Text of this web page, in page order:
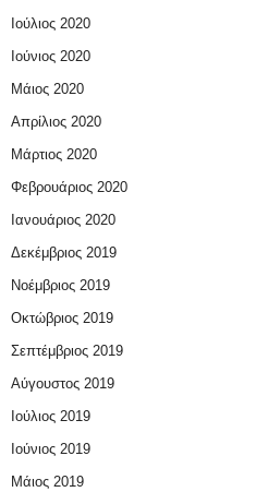
Ιούλιος 2020
Ιούνιος 2020
Μάιος 2020
Απρίλιος 2020
Μάρτιος 2020
Φεβρουάριος 2020
Ιανουάριος 2020
Δεκέμβριος 2019
Νοέμβριος 2019
Οκτώβριος 2019
Σεπτέμβριος 2019
Αύγουστος 2019
Ιούλιος 2019
Ιούνιος 2019
Μάιος 2019